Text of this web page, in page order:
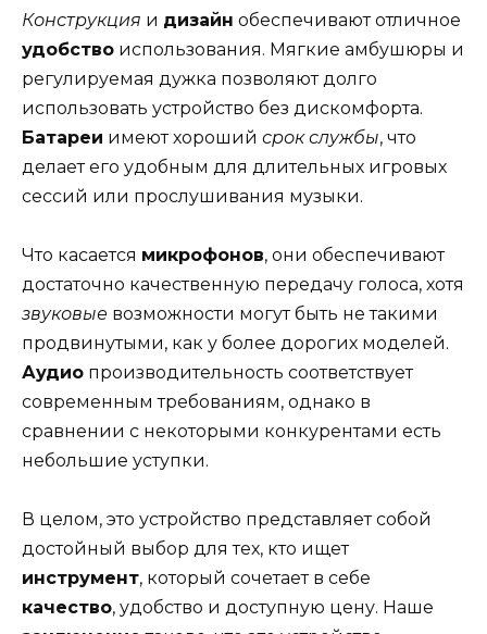
Конструкция и дизайн обеспечивают отличное
удобство использования. Мягкие амбушюры и
регулируемая дужка позволяют долго
использовать устройство без дискомфорта.
Батареи имеют хороший срок службы, что
делает его удобным для длительных игровых
сессий или прослушивания музыки.
Что касается микрофонов, они обеспечивают
достаточно качественную передачу голоса, хотя
звуковые возможности могут быть не такими
продвинутыми, как у более дорогих моделей.
Аудио производительность соответствует
современным требованиям, однако в
сравнении с некоторыми конкурентами есть
небольшие уступки.
В целом, это устройство представляет собой
достойный выбор для тех, кто ищет
инструмент, который сочетает в себе
качество, удобство и доступную цену. Наше